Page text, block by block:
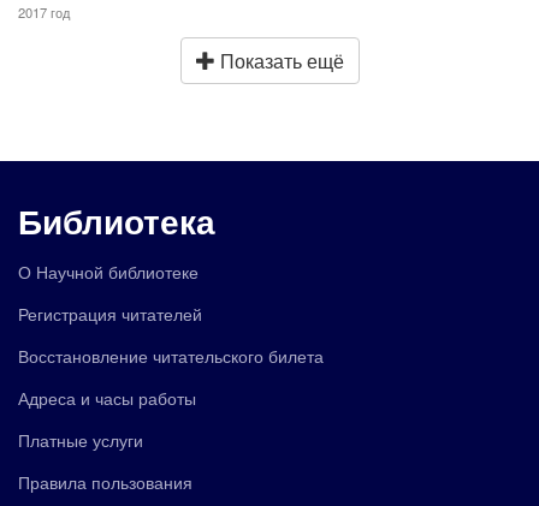
2017 год
Показать ещё
Библиотека
О Научной библиотеке
Регистрация читателей
Восстановление читательского билета
Адреса и часы работы
Платные услуги
Правила пользования